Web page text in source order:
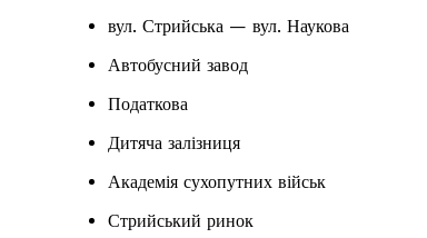
вул. Стрийська — вул. Наукова
Автобусний завод
Податкова
Дитяча залізниця
Академія сухопутних військ
Стрийський ринок